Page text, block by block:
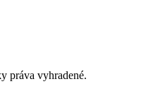
práva vyhradené.